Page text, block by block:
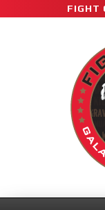
FIGHT
μεγαλύτερο και πιο